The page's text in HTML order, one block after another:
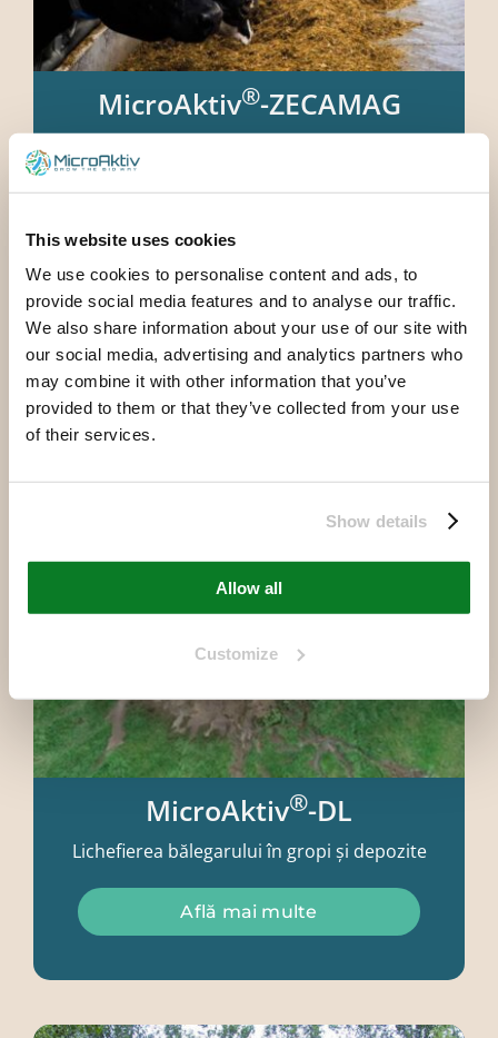
This website uses cookies
We use cookies to personalise content and ads, to
provide social media features and to analyse our traffic.
We also share information about your use of our site with
our social media, advertising and analytics partners who
may combine it with other information that you’ve
provided to them or that they’ve collected from your use
of their services.
Show details
Allow all
Customize
MicroAktiv®-ZECAMAG
Află mai multe
MicroAktiv®-DL
Lichefierea bălegarului în gropi și depozite
Află mai multe